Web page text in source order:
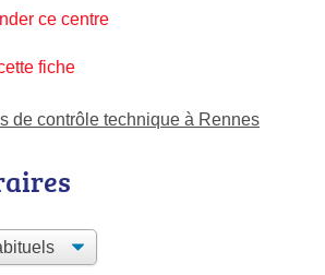
ce centre
fiche
de contrôle technique à Rennes